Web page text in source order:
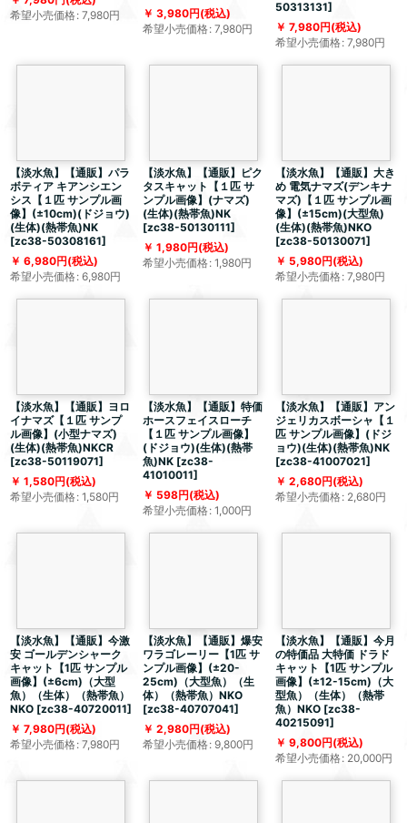
希望小売価格: 7,980円 3,980円(税込)
希望小売価格: 7,980円
50313131]
7,980円(税込)
希望小売価格: 7,980円
【淡水魚】【通販】パラ
ボティア キアンシエン
シス【１匹 サンプル画
像】(±10cm)(ドジョウ)
(生体)(熱帯魚)NK
[zc38-50308161]
6,980円(税込)
希望小売価格: 6,980円
【淡水魚】【通販】ピク
タスキャット【１匹 サ
ンプル画像】(ナマズ)
(生体)(熱帯魚)NK
[zc38-50130111]
1,980円(税込)
希望小売価格: 1,980円
【淡水魚】【通販】大き
め 電気ナマズ(デンキナ
マズ)【１匹 サンプル画
像】(±15cm)(大型魚)
(生体)(熱帯魚)NKO
[zc38-50130071]
5,980円(税込)
希望小売価格: 7,980円
【淡水魚】【通販】ヨロ
イナマズ【１匹 サンプ
ル画像】(小型ナマズ)
(生体)(熱帯魚)NKCR
[zc38-50119071]
1,580円(税込)
希望小売価格: 1,580円
【淡水魚】【通販】特価
ホースフェイスローチ
【１匹 サンプル画像】
(ドジョウ)(生体)(熱帯
魚)NK [zc38-
41010011]
598円(税込)
希望小売価格: 1,000円
【淡水魚】【通販】アン
ジェリカスボーシャ【１
匹 サンプル画像】(ドジ
ョウ)(生体)(熱帯魚)NK
[zc38-41007021]
2,680円(税込)
希望小売価格: 2,680円
【淡水魚】【通販】今激
安 ゴールデンシャーク
キャット【1匹 サンプル
画像】(±6cm)（大型
魚）（生体）（熱帯魚）
NKO [zc38-40720011]
7,980円(税込)
希望小売価格: 7,980円
【淡水魚】【通販】爆安
ワラゴレーリー【1匹 サ
ンプル画像】(±20-
25cm)（大型魚）（生
体）（熱帯魚）NKO
[zc38-40707041]
2,980円(税込)
希望小売価格: 9,800円
【淡水魚】【通販】今月
の特価品 大特価 ドラド
キャット【1匹 サンプル
画像】(±12-15cm)（大
型魚）（生体）（熱帯
魚）NKO [zc38-
40215091]
9,800円(税込)
希望小売価格: 20,000円